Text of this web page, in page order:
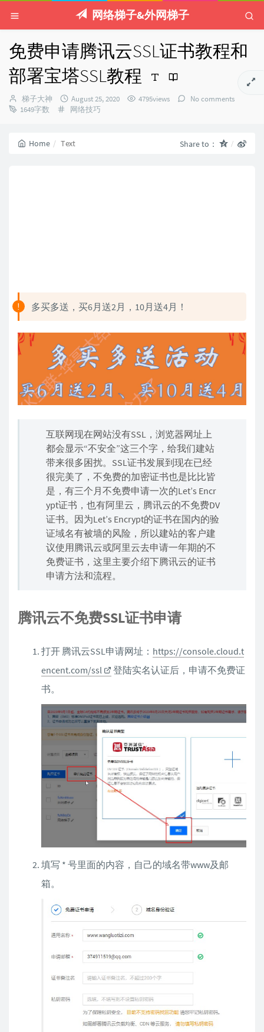
网络梯子&外网梯子
免费申请腾讯云SSL证书教程和
部署宝塔SSL教程
Author：
梯子大神
发
布
August 25, 2020 4795views
No comments
1649字数
Categories：
网络技巧
Home Text Share to：
多买多送，买6月送2月，10月送4月！
互联网现在网站没有SSL，浏览器网址上
都会显示“不安全”这三个字，给我们建站
带来很多困扰。SSL证书发展到现在已经
很完美了，不免费的加密证书也是比比皆
是，有三个月不免费申请一次的Let’s Encr
ypt证书，也有阿里云，腾讯云的不免费DV
证书。因为Let’s Encrypt的证书在国内的验
证域名有被墙的风险，所以建站的客户建
议使用腾讯云或阿里云去申请一年期的不
免费证书，这里主要介绍下腾讯云的证书
申请方法和流程。
腾讯云不免费SSL证书申请
打开 腾讯云SSL申请网址： https://console.cloud.t
encent.com/ssl
登陆实名认证后，申请不免费证
书。
填写 * 号里面的内容，自己的域名带www及邮
箱。